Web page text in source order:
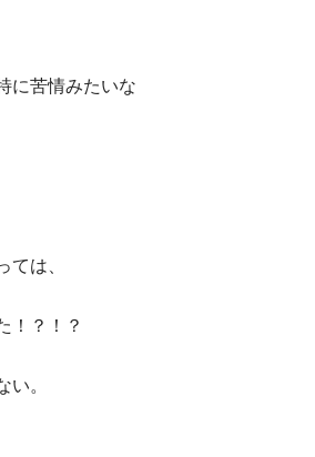
に苦情みたいな
ては、
！？！？
い。